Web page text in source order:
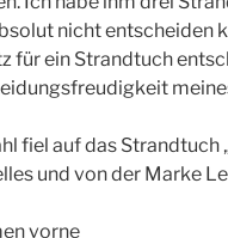
nicht entscheiden
für ein Strandtuch
fiel auf das Strandtuch
und von der Marke